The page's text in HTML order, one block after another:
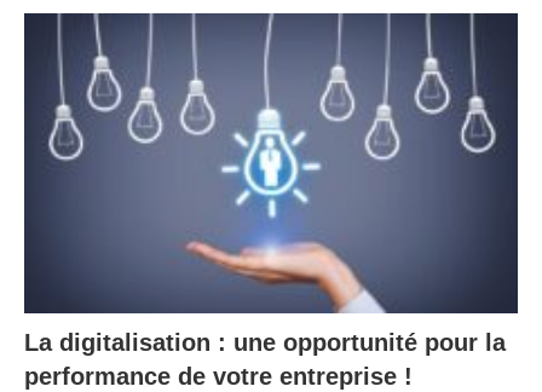
La digitalisation : une opportunité pour la
performance de votre entreprise !